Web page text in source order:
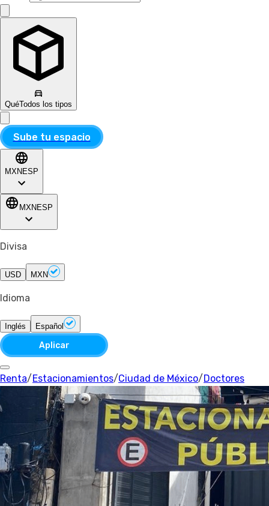
QuéTodos los tipos
Sube tu espacio
MXN ESP
MXN ESP
Divisa
USD MXN
Idioma
Inglés Español
Aplicar
Renta/Estacionamientos/Ciudad de México/Doctores